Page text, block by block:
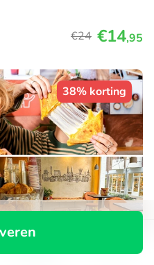
€24 €14,95
38% korting